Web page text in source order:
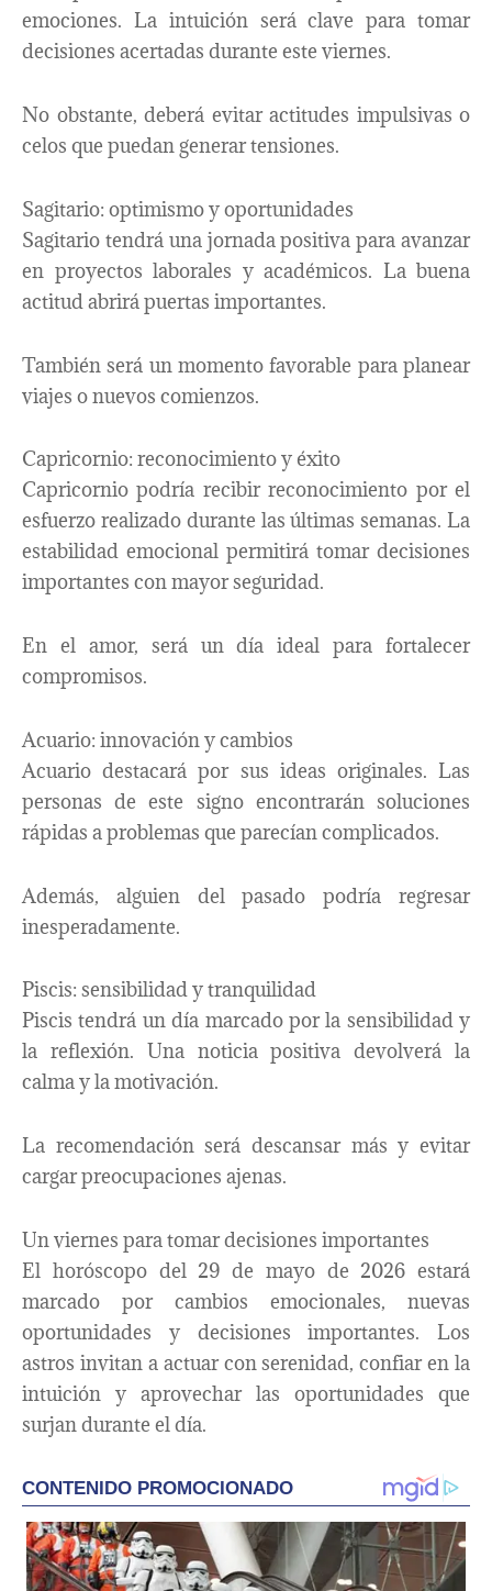
emociones. La intuición será clave para tomar
decisiones acertadas durante este viernes.
No obstante, deberá evitar actitudes impulsivas o
celos que puedan generar tensiones.
Sagitario: optimismo y oportunidades
Sagitario tendrá una jornada positiva para avanzar
en proyectos laborales y académicos. La buena
actitud abrirá puertas importantes.
También será un momento favorable para planear
viajes o nuevos comienzos.
Capricornio: reconocimiento y éxito
Capricornio podría recibir reconocimiento por el
esfuerzo realizado durante las últimas semanas. La
estabilidad emocional permitirá tomar decisiones
importantes con mayor seguridad.
En el amor, será un día ideal para fortalecer
compromisos.
Acuario: innovación y cambios
Acuario destacará por sus ideas originales. Las
personas de este signo encontrarán soluciones
rápidas a problemas que parecían complicados.
Además, alguien del pasado podría regresar
inesperadamente.
Piscis: sensibilidad y tranquilidad
Piscis tendrá un día marcado por la sensibilidad y
la reflexión. Una noticia positiva devolverá la
calma y la motivación.
La recomendación será descansar más y evitar
cargar preocupaciones ajenas.
Un viernes para tomar decisiones importantes
El horóscopo del 29 de mayo de 2026 estará
marcado por cambios emocionales, nuevas
oportunidades y decisiones importantes. Los
astros invitan a actuar con serenidad, confiar en la
intuición y aprovechar las oportunidades que
surjan durante el día.